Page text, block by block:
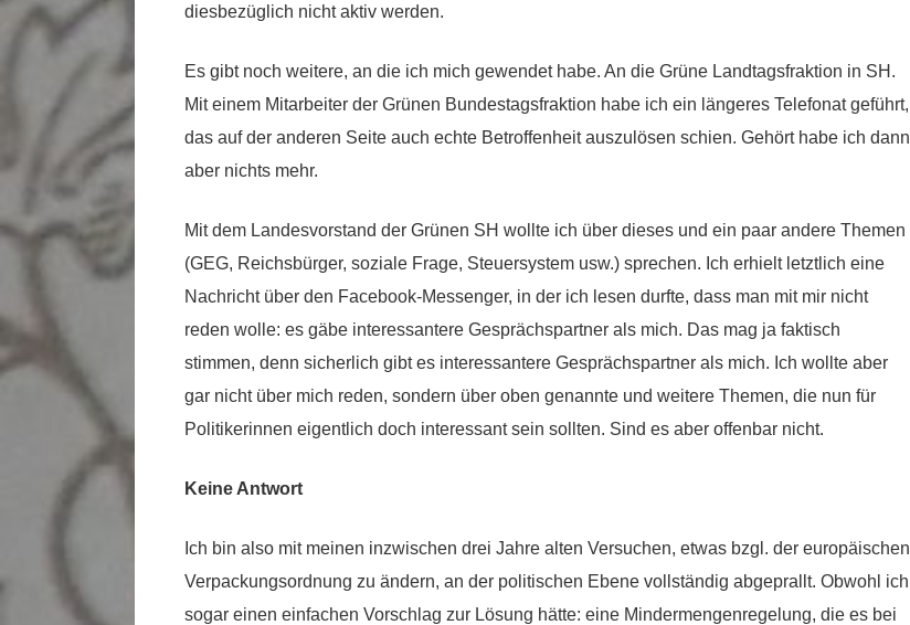
diesbezüglich nicht aktiv werden.
Es gibt noch weitere, an die ich mich gewendet habe. An die Grüne Landtagsfraktion in SH.
Mit einem Mitarbeiter der Grünen Bundestagsfraktion habe ich ein längeres Telefonat geführt,
das auf der anderen Seite auch echte Betroffenheit auszulösen schien. Gehört habe ich dann
aber nichts mehr.
Mit dem Landesvorstand der Grünen SH wollte ich über dieses und ein paar andere Themen
(GEG, Reichsbürger, soziale Frage, Steuersystem usw.) sprechen. Ich erhielt letztlich eine
Nachricht über den Facebook-Messenger, in der ich lesen durfte, dass man mit mir nicht
reden wolle: es gäbe interessantere Gesprächspartner als mich. Das mag ja faktisch
stimmen, denn sicherlich gibt es interessantere Gesprächspartner als mich. Ich wollte aber
gar nicht über mich reden, sondern über oben genannte und weitere Themen, die nun für
Politikerinnen eigentlich doch interessant sein sollten. Sind es aber offenbar nicht.
Keine Antwort
Ich bin also mit meinen inzwischen drei Jahre alten Versuchen, etwas bzgl. der europäischen
Verpackungsordnung zu ändern, an der politischen Ebene vollständig abgeprallt. Obwohl ich
sogar einen einfachen Vorschlag zur Lösung hätte: eine Mindermengenregelung, die es bei